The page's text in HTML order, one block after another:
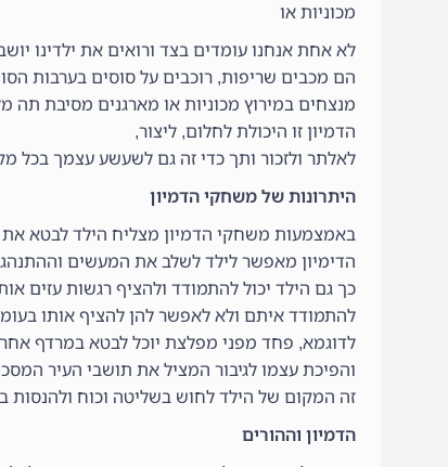
מכוניות או
לא אחת אנחנו עומדים בצד ורואים את ילדינו
הם מכבים שריפות, רוכבים על סוסים בערבות
מנצחים במירוץ מכוניות או מארגנים מסיבת תה
הדמיון זו היכולת לחלום, ליצור,
לאלתר ולזכור ותך כדי זה גם לשעשע עצמך בכל
היתרונות של משחקי הדמיון
באמצמעות משחקי הדמיון מצליח הילד לבטא את
הדימיון מאפשר לילד לשלב את המעשים
כך גם הילד יכול להתמודד ולהציף רגשות עזים
להתמודד איתם ולא לאפשר להן להציף אותו
לדוגמא, פחד מפני מפלצת יוכל לבטא במרדף
והפיכת עצמו לגיבור המציל את תושבי העיר
זה המקום של הילד לחוש בשליטה וכוח ולהנסות
הדמיון וההורים